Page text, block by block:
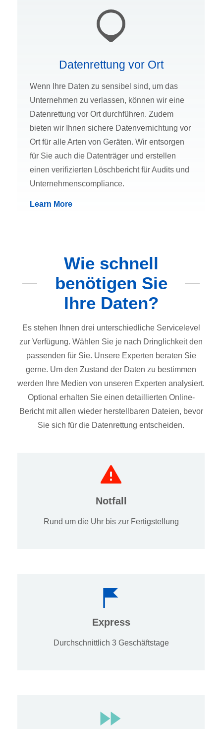
Datenrettung vor Ort
Wenn Ihre Daten zu sensibel sind, um das
Unternehmen zu verlassen, können wir eine
Datenrettung vor Ort durchführen. Zudem
bieten wir Ihnen sichere Datenvernichtung vor
Ort für alle Arten von Geräten. Wir entsorgen
für Sie auch die Datenträger und erstellen
einen verifizierten Löschbericht für Audits und
Unternehmenscompliance.
Learn More
Wie schnell
benötigen Sie
Ihre Daten?
Es stehen Ihnen drei unterschiedliche Servicelevel
zur Verfügung. Wählen Sie je nach Dringlichkeit den
passenden für Sie. Unsere Experten beraten Sie
gerne. Um den Zustand der Daten zu bestimmen
werden Ihre Medien von unseren Experten analysiert.
Optional erhalten Sie einen detaillierten Online-
Bericht mit allen wieder herstellbaren Dateien, bevor
Sie sich für die Datenrettung entscheiden.
Notfall
Rund um die Uhr bis zur Fertigstellung
Express
Durchschnittlich 3 Geschäftstage